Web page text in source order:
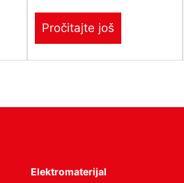
Pročitajte još
Elektromaterijal